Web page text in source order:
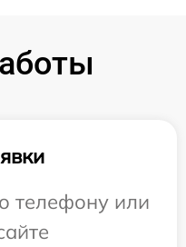
телефону или